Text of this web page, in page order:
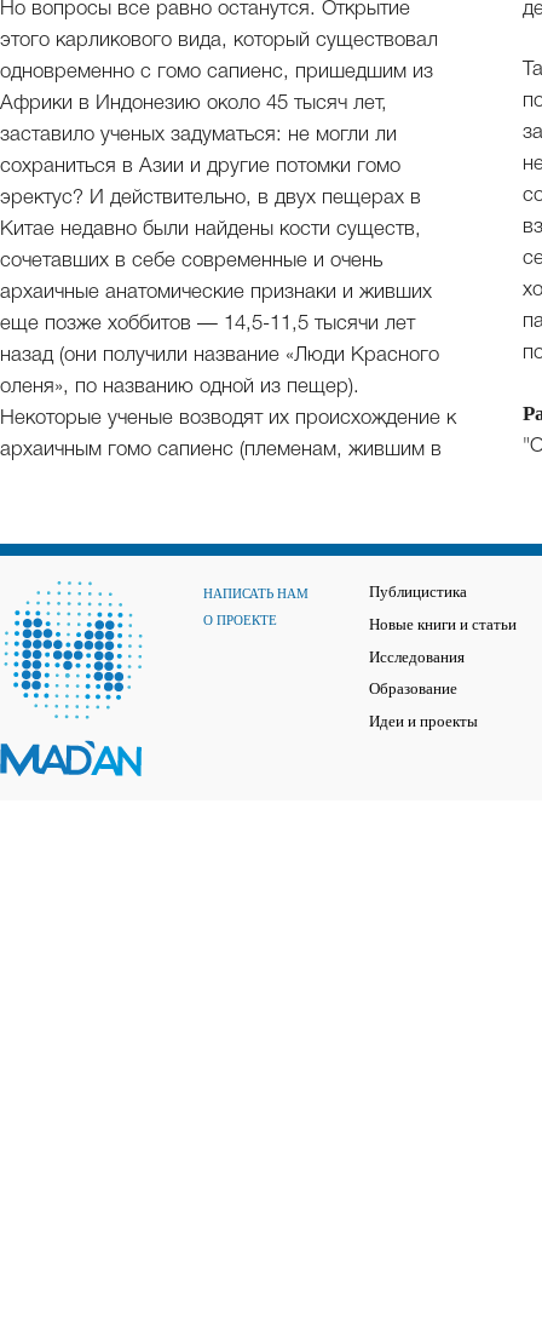
Но вопросы все равно останутся. Открытие
этого карликового вида, который существовал
одновременно с гомо сапиенс, пришедшим из
Африки в Индонезию около 45 тысяч лет,
заставило ученых задуматься: не могли ли
сохраниться в Азии и другие потомки гомо
эректус? И действительно, в двух пещерах в
Китае недавно были найдены кости существ,
сочетавших в себе современные и очень
архаичные анатомические признаки и живших
еще позже хоббитов — 14,5-11,5 тысячи лет
назад (они получили название «Люди Красного
оленя», по названию одной из пещер).
Некоторые ученые возводят их происхождение к
архаичным гомо сапиенс (племенам, жившим в
НАПИСАТЬ НАМ
О ПРОЕКТЕ
Публицистика
Новые книги и статьи
Исследования
Образование
Идеи и проекты